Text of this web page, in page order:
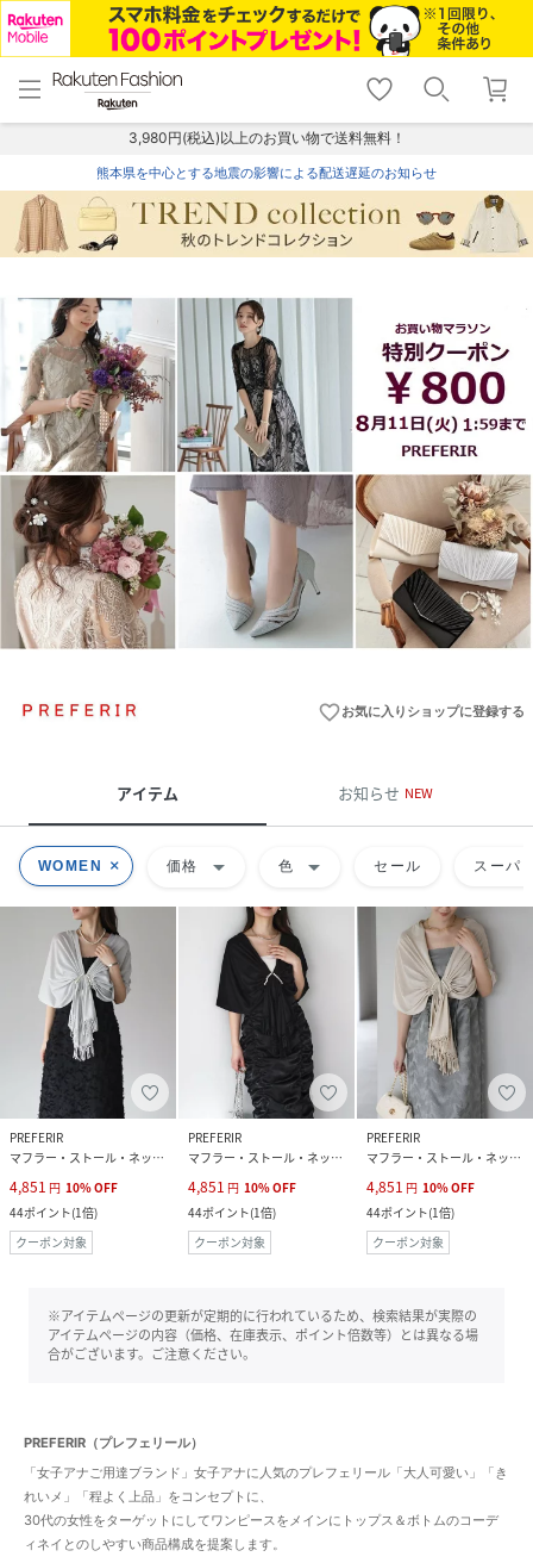
menu home
トップ
shopping_cart lock_outline
ログイン
3,980円(税込)以上のお買い物で送料無料！
熊本県を中心とする地震の影響による配送遅延のお知らせ
favorite_borderお気に入りショップに登録する
アイテム お知らせ NEW
WOMEN 価格 arrow_drop_down 色 arrow_drop_down セール スーパ
PREFERIR
マフラー・ストール・ネックウォーマー
4,851 円 10%OFF
44ポイント(1倍)
クーポン対象
PREFERIR
マフラー・ストール・ネックウォーマー
4,851 円 10%OFF
44ポイント(1倍)
クーポン対象
PREFERIR
マフラー・ストール・ネックウォーマー
4,851 円 10%OFF
44ポイント(1倍)
クーポン対象
※アイテムページの更新が定期的に行われているため、検索結果が実際の
アイテムページの内容（価格、在庫表示、ポイント倍数等）とは異なる場
合がございます。ご注意ください。
PREFERIR（プレフェリール）
「女子アナご用達ブランド」女子アナに人気のプレフェリール「大人可愛い」「き
れいメ」「程よく上品」をコンセプトに、
30代の女性をターゲットにしてワンピースをメインにトップス＆ボトムのコーデ
ィネイとのしやすい商品構成を提案します。